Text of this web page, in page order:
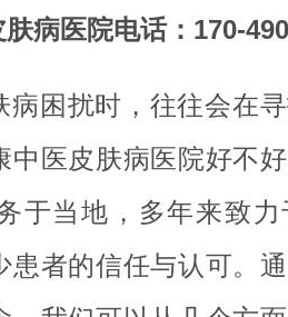
病医院电话：170-
病困扰时，往往会在
中医皮肤病医院好不
于当地，多年来致
患者的信任与认可。